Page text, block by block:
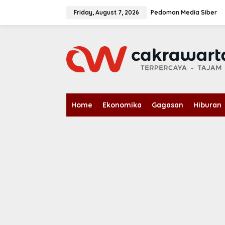
Friday, August 7, 2026 Pedoman Media Siber
Home Ekonomika Gagasan Hiburan